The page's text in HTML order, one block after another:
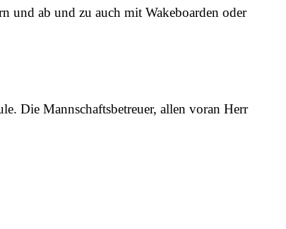
und ab und zu auch mit Wakeboarden oder
Die Mannschaftsbetreuer, allen voran Herr